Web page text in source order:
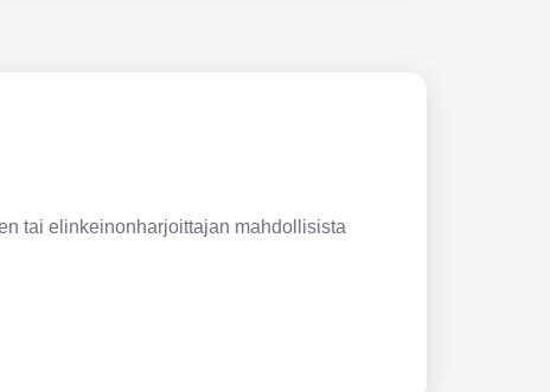
tai elinkeinonharjoittajan mahdollisista